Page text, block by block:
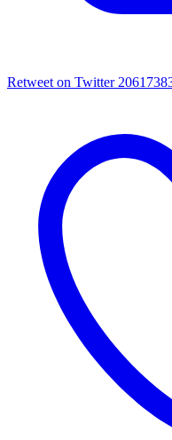
Retweet on Twitter